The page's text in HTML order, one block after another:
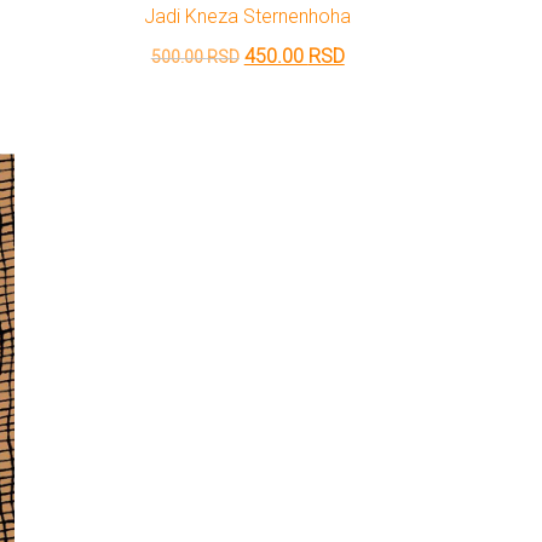
Jadi Kneza Sternenhoha
500.00RSD Originalna
450.00 RSDTrenutna